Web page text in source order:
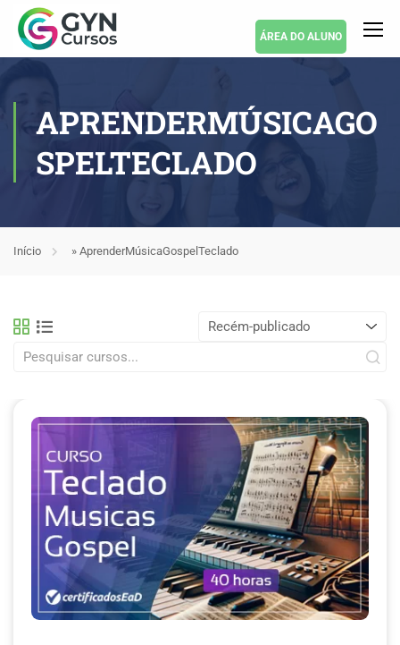
ÁREA DO ALUNO
APRENDERMÚSICAGO
SPELTECLADO
Início » AprenderMúsicaGospelTeclado